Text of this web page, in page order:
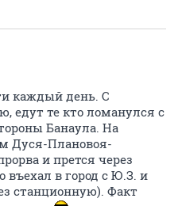
каждый день. С
едут те кто ломанулся с
Банаула. На
Дуся-Плановоя-
и прется через
въехал в город с Ю.З. и
станционную). Факт